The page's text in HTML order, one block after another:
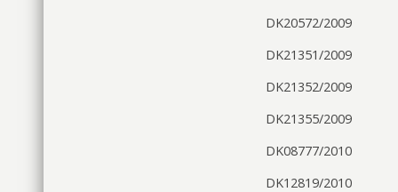
DK20572/2009
DK21351/2009
DK21352/2009
DK21355/2009
DK08777/2010
DK12819/2010